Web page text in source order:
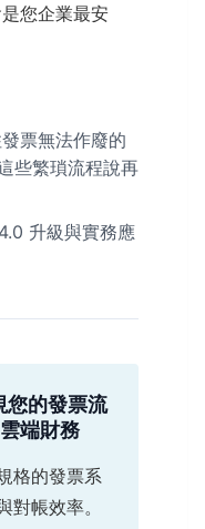
您企業最安
票無法作廢的
些繁瑣流程說再
升級與實務應
您的發票流
端財務
格的發票系
帳效率。